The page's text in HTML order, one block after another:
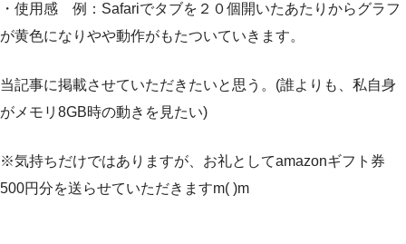
・使用感 例：Safariでタブを２０個開いたあたりからグラフ
が黄色になりやや動作がもたついていきます。
当記事に掲載させていただきたいと思う。(誰よりも、私自身
がメモリ8GB時の動きを見たい)
※気持ちだけではありますが、お礼としてamazonギフト券
500円分を送らせていただきますm( )m